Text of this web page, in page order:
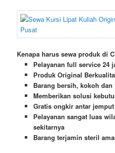
Kenapa harus sewa produk di
Pelayanan full service 24
Produk Original
Barang bersih, kokoh dan
Memberikan solusi
Gratis ongkir antar
Pelayanan sangat luas
sekitarnya
Barang terjamin steril